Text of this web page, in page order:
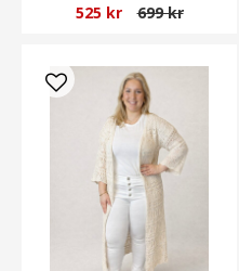
525 kr 699 kr